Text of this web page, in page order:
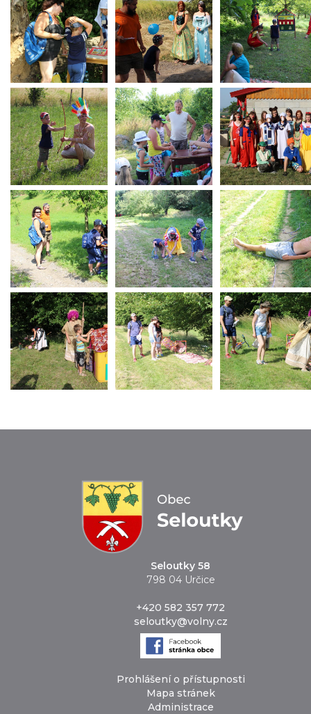
Seloutky 58
798 04 Určice
+420 582 357 772
seloutky@volny.cz
Prohlášení o přístupnosti
Mapa stránek
Administrace